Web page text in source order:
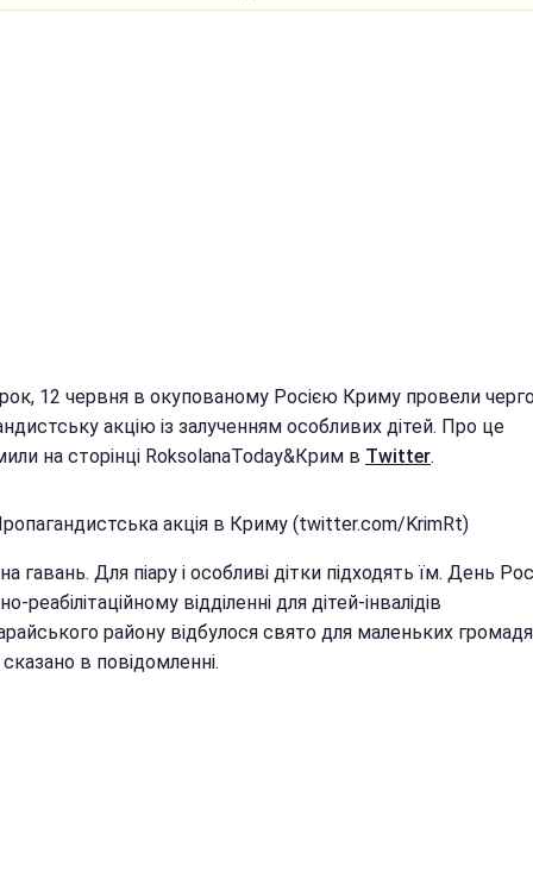
12 червня в окупованому Росією Криму провели
акцію із залученням особливих дітей. Про це
на сторінці RoksolanaToday&Крим в Twitter.
акція в Криму (twitter.com/KrimRt)
гавань. Для піару і особливі дітки підходять їм. День
реабілітаційному відділенні для дітей-інвалідів
району відбулося свято для маленьких
сказано в повідомленні.